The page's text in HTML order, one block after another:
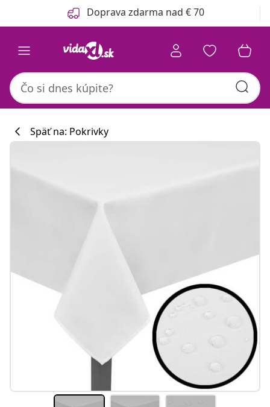
Predchádzajúce Doprava zdarma nad € 70
Späť na: Pokrivky